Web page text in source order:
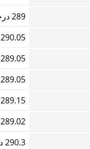
289 درجة
290.05 درجة
289.05 درجة
289.05 درجة
289.15 درجة
289.02 درجة
290.3 درجة